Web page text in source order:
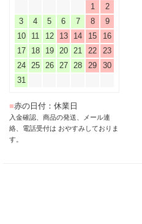
1
2
3
4 5 6 7 8
9
10
11 12 13 14 15
16
17
18 19 20 21 22
23
24
25 26 27 28 29
30
31
■赤の日付：休業日
入金確認、商品の発送、メール連
絡、電話受付は おやすみしておりま
す。